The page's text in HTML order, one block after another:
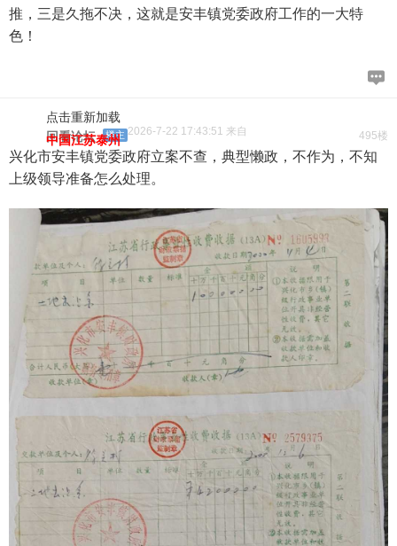
推，三是久拖不决，这就是安丰镇党委政府工作的一大特
色！
点击重新加载
495楼
回看论坛 楼主 2026-7-22 17:43:51 来自
中国江苏泰州
兴化市安丰镇党委政府立案不查，典型懒政，不作为，不知
上级领导准备怎么处理。